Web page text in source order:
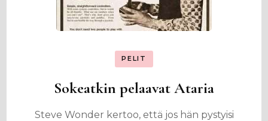
PELIT
Sokeatkin pelaavat Ataria
Steve Wonder kertoo, että jos hän pystyisi